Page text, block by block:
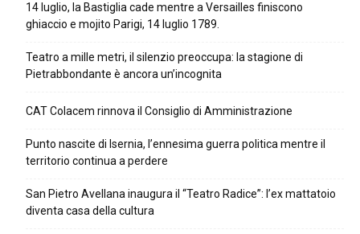
14 luglio, la Bastiglia cade mentre a Versailles finiscono
ghiaccio e mojito Parigi, 14 luglio 1789.
Teatro a mille metri, il silenzio preoccupa: la stagione di
Pietrabbondante è ancora un’incognita
CAT Colacem rinnova il Consiglio di Amministrazione
Punto nascite di Isernia, l’ennesima guerra politica mentre il
territorio continua a perdere
San Pietro Avellana inaugura il “Teatro Radice”: l’ex mattatoio
diventa casa della cultura